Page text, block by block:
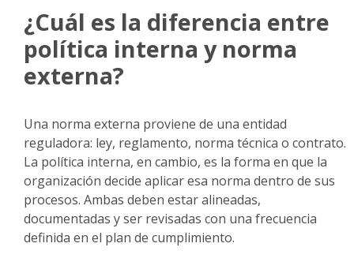
¿Cuál es la diferencia entre
política interna y norma
externa?
Una norma externa proviene de una entidad
reguladora: ley, reglamento, norma técnica o contrato.
La política interna, en cambio, es la forma en que la
organización decide aplicar esa norma dentro de sus
procesos. Ambas deben estar alineadas,
documentadas y ser revisadas con una frecuencia
definida en el plan de cumplimiento.